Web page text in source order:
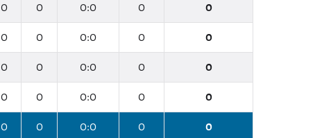
0 0 0:0 0 0
0 0 0:0 0 0
0 0 0:0 0 0
0 0 0:0 0 0
0 0 0:0 0 0